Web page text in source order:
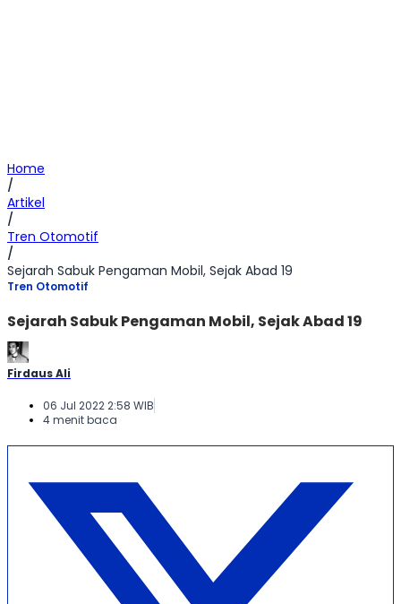
Home
/
Artikel
/
Tren Otomotif
/
Sejarah Sabuk Pengaman Mobil, Sejak Abad 19
Tren Otomotif
Sejarah Sabuk Pengaman Mobil, Sejak Abad 19
Firdaus Ali
06 Jul 2022 2:58 WIB
4 menit baca